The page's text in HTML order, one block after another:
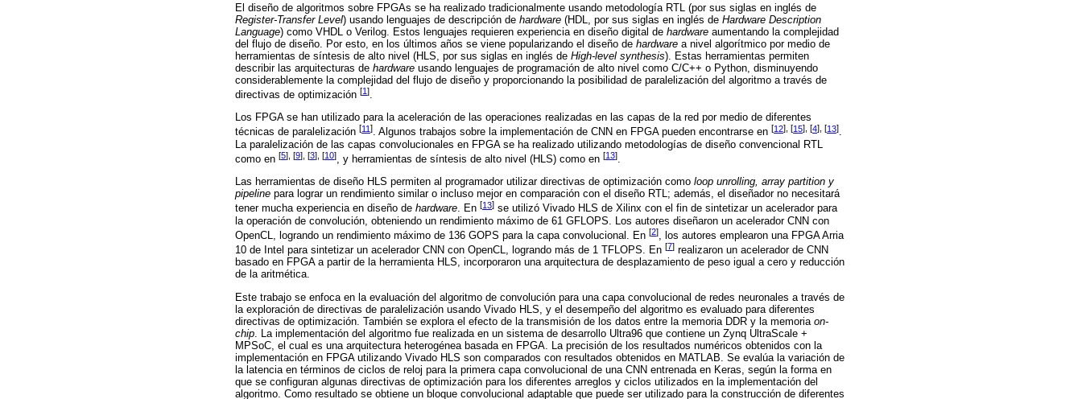
El diseño de algoritmos sobre FPGAs se ha realizado tradicionalmente usando metodología RTL (por sus siglas en inglés de
Register-Transfer Level) usando lenguajes de descripción de hardware (HDL, por sus siglas en inglés de Hardware Description
Language) como VHDL o Verilog. Estos lenguajes requieren experiencia en diseño digital de hardware aumentando la complejidad
del flujo de diseño. Por esto, en los últimos años se viene popularizando el diseño de hardware a nivel algorítmico por medio de
herramientas de síntesis de alto nivel (HLS, por sus siglas en inglés de High-level synthesis). Estas herramientas permiten
describir las arquitecturas de hardware usando lenguajes de programación de alto nivel como C/C++ o Python, disminuyendo
considerablemente la complejidad del flujo de diseño y proporcionando la posibilidad de paralelización del algoritmo a través de
directivas de optimización [1].
Los FPGA se han utilizado para la aceleración de las operaciones realizadas en las capas de la red por medio de diferentes
técnicas de paralelización [11]. Algunos trabajos sobre la implementación de CNN en FPGA pueden encontrarse en [12], [15], [4], [13].
La paralelización de las capas convolucionales en FPGA se ha realizado utilizando metodologías de diseño convencional RTL
como en [5], [9], [3], [10] , y herramientas de síntesis de alto nivel (HLS) como en [13]
Las herramientas de diseño HLS permiten al programador utilizar directivas de optimización como loop unrolling, array partition y
pipeline para lograr un rendimiento similar o incluso mejor en comparación con el diseño RTL; además, el diseñador no necesitará
tener mucha experiencia en diseño de hardware. En [13] se utilizó Vivado HLS de Xilinx con el fin de sintetizar un acelerador para
la operación de convolución, obteniendo un rendimiento máximo de 61 GFLOPS. Los autores diseñaron un acelerador CNN con
OpenCL, logrando un rendimiento máximo de 136 GOPS para la capa convolucional. En [2]
, los autores emplearon una FPGA Arria
10 de Intel para sintetizar un acelerador CNN con OpenCL, logrando más de 1 TFLOPS. En [7] realizaron un acelerador de CNN
basado en FPGA a partir de la herramienta HLS, incorporaron una arquitectura de desplazamiento de peso igual a cero y reducción
de la aritmética.
Este trabajo se enfoca en la evaluación del algoritmo de convolución para una capa convolucional de redes neuronales a través de
la exploración de directivas de paralelización usando Vivado HLS, y el desempeño del algoritmo es evaluado para diferentes
directivas de optimización. También se explora el efecto de la transmisión de los datos entre la memoria DDR y la memoria on-
chip . La implementación del algoritmo fue realizada en un sistema de desarrollo Ultra96 que contiene un Zynq UltraScale +
MPSoC, el cual es una arquitectura heterogénea basada en FPGA. La precisión de los resultados numéricos obtenidos con la
implementación en FPGA utilizando Vivado HLS son comparados con resultados obtenidos en MATLAB. Se evalúa la variación de
la latencia en términos de ciclos de reloj para la primera capa convolucional de una CNN entrenada en Keras, según la forma en
que se configuran algunas directivas de optimización para los diferentes arreglos y ciclos utilizados en la implementación del
algoritmo. Como resultado se obtiene un bloque convolucional adaptable que puede ser utilizado para la construcción de diferentes